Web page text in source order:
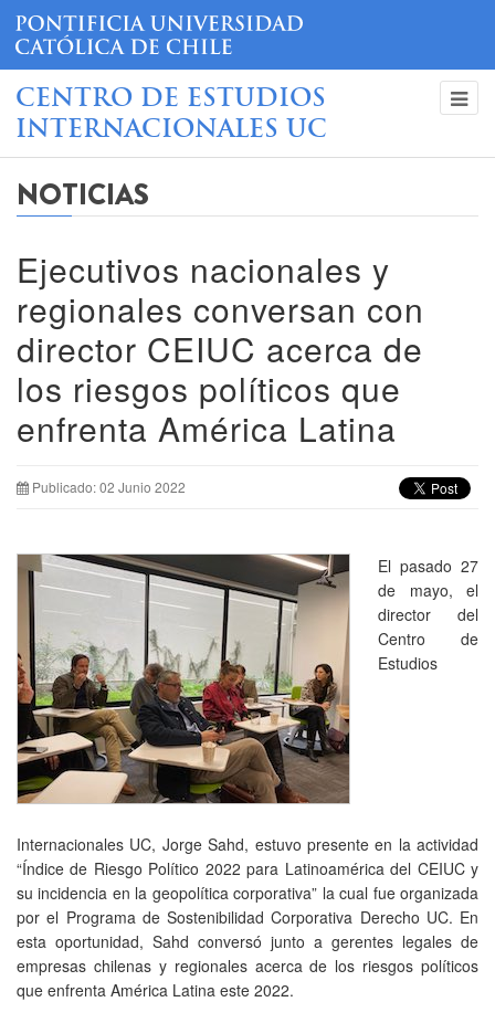
CENTRO DE ESTUDIOS
INTERNACIONALES UC
NOTICIAS
Ejecutivos nacionales y
regionales conversan con
director CEIUC acerca de
los riesgos políticos que
enfrenta América Latina
Publicado: 02 Junio 2022
El pasado 27
de mayo, el
director del
Centro de
Estudios
Internacionales UC, Jorge Sahd, estuvo presente en la actividad
“Índice de Riesgo Político 2022 para Latinoamérica del CEIUC y
su incidencia en la geopolítica corporativa” la cual fue organizada
por el Programa de Sostenibilidad Corporativa Derecho UC. En
esta oportunidad, Sahd conversó junto a gerentes legales de
empresas chilenas y regionales acerca de los riesgos políticos
que enfrenta América Latina este 2022.